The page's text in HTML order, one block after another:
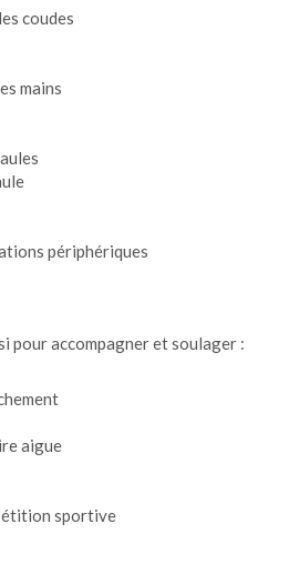
coudes
mains
périphériques
pour accompagner et soulager :
aigue
sportive